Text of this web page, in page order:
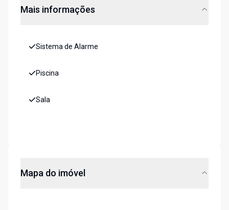
Mais informações
Sistema de Alarme
Piscina
Sala
Mapa do imóvel